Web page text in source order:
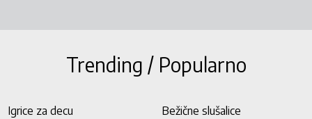
Trending / Popularno
Igrice za decu
Bežične slušalice